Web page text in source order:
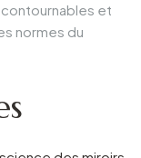
et
normes du